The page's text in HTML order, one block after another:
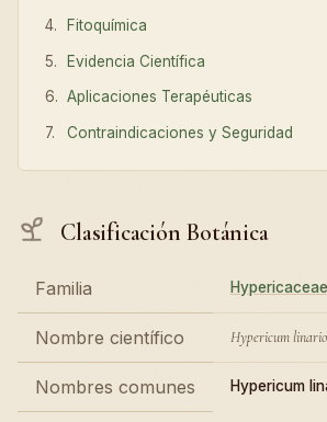
Fitoquímica
Evidencia Científica
Aplicaciones Terapéuticas
Contraindicaciones y Seguridad
Clasificación Botánica
Familia Hypericaceae
Nombre científico Hypericum
Nombres comunes Hypericum